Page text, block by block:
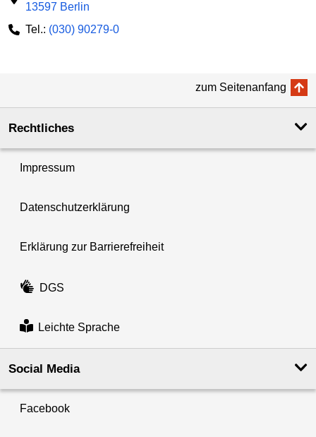
13597 Berlin
Tel.: (030) 90279-0
zum Seitenanfang
Rechtliches
Impressum
Datenschutzerklärung
Erklärung zur Barrierefreiheit
DGS
Leichte Sprache
Social Media
Facebook